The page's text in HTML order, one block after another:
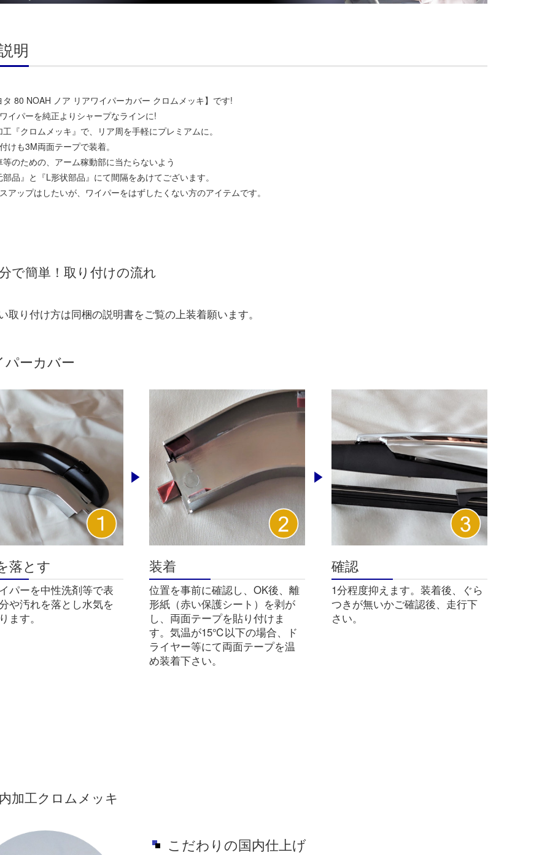
明
タ 80 NOAH ノア リアワイパーカバー クロムメッキ】です!
イパーを純正よりシャープなラインに!
工『クロムメッキ』で、リア周を手軽にプレミアムに。
けも3M両面テープで装着。
のための、アーム稼動部に当たらないよう
部品』と『L形状部品』にて間隔をあけてございます。
アップはしたいが、ワイパーをはずしたくない方のアイテムです。
で簡単！取り付けの流れ
取り付け方は同梱の説明書をご覧の上装着願います。
パーカバー
落とす
パーを中性洗剤等で表
や汚れを落とし水気を
ます。
装着
位置を事前に確認し、OK後、離
形紙（赤い保護シート）を剥が
し、両面テープを貼り付けま
す。気温が15℃以下の場合、ド
ライヤー等にて両面テープを温
め装着下さい。
確認
1分程度抑えます。装着後、ぐら
つきが無いかご確認後、走行下
さい。
加工クロムメッキ
こだわりの国内仕上げ